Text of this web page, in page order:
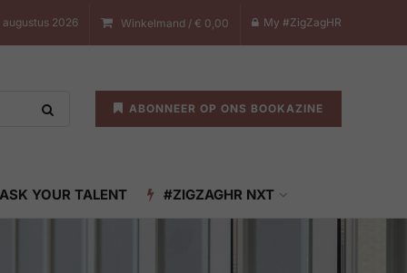
2026 Winkelmand / € 0,00 My #ZigZagHR
ABONNEER OP ONS BOOKAZINE
YOUR TALENT #ZIGZAGHR NXT